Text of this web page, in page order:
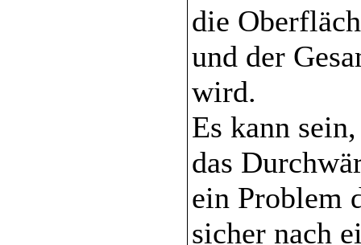
die
und der
wird.
Es kann
das
ein Problem
sicher nach